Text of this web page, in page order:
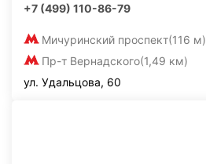
+7 (499) 110-86-79
Мичуринский проспект(116 м)
Пр-т Вернадского(1,49 км)
ул. Удальцова, 60